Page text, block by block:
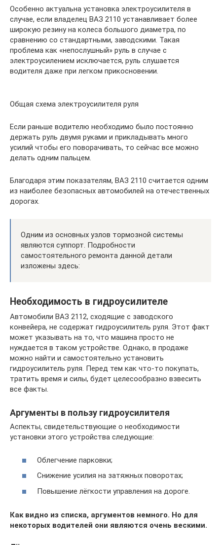
Особенно актуальна установка электроусилителя в
случае, если владелец ВАЗ 2110 устанавливает более
широкую резину на колеса большого диаметра, по
сравнению со стандартными, заводскими. Такая
проблема как «непослушный» руль в случае с
электроусилением исключается, руль слушается
водителя даже при легком прикосновении.
Общая схема электроусилителя руля
Если раньше водителю необходимо было постоянно
держать руль двумя руками и прикладывать много
усилий чтобы его поворачивать, то сейчас все можно
делать одним пальцем.
Благодаря этим показателям, ВАЗ 2110 считается одним
из наиболее безопасных автомобилей на отечественных
дорогах.
Одним из основных узлов тормозной системы
являются суппорт. Подробности
самостоятельного ремонта данной детали
изложены здесь:
Необходимость в гидроусилителе
Автомобили ВАЗ 2112, сходящие с заводского
конвейера, не содержат гидроусилитель руля. Этот факт
может указывать на то, что машина просто не
нуждается в таком устройстве. Однако, в продаже
можно найти и самостоятельно установить
гидроусилитель руля. Перед тем как что-то покупать,
тратить время и силы, будет целесообразно взвесить
все факты.
Аргументы в пользу гидроусилителя
Аспекты, свидетельствующие о необходимости
установки этого устройства следующие:
Облегчение парковки;
Снижение усилия на затяжных поворотах;
Повышение лёгкости управления на дороге.
Как видно из списка, аргументов немного. Но для
некоторых водителей они являются очень вескими.